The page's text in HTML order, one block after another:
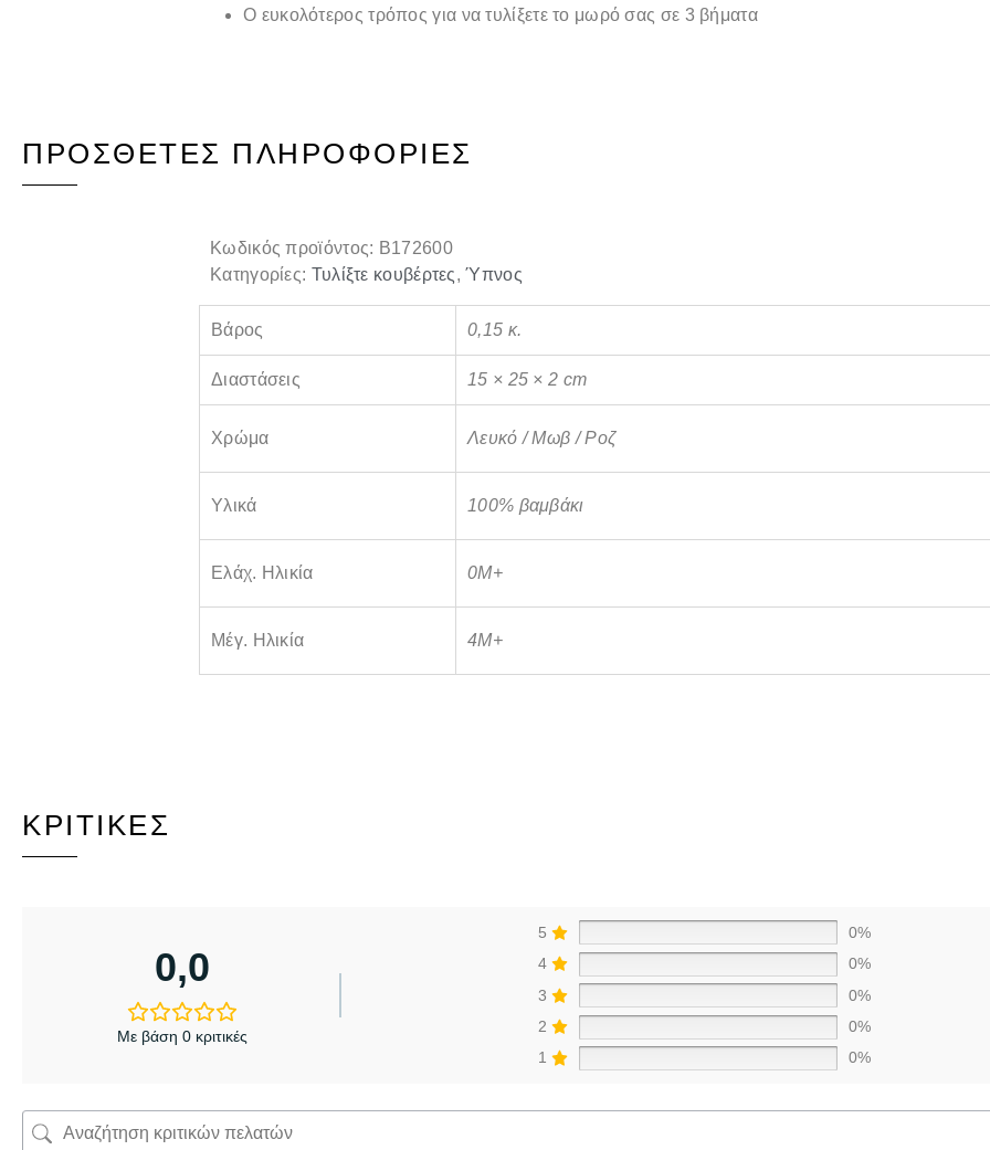
Ο ευκολότερος τρόπος για να τυλίξετε το μωρό σας σε 3 βήματα
ΠΡΌΣΘΕΤΕΣ ΠΛΗΡΟΦΟΡΊΕΣ
Κωδικός προϊόντος: B172600
Κατηγορίες: Τυλίξτε κουβέρτες,Ύπνος
Βάρος 0,15 κ.
Διαστάσεις 15 × 25 × 2 cm
Χρώμα Λευκό / Μωβ / Ροζ
Υλικά 100% βαμβάκι
Ελάχ. Ηλικία 0Μ+
Μέγ. Ηλικία 4Μ+
ΚΡΙΤΙΚΈΣ
0,0
Με βάση 0 κριτικές
5
0%
4
0%
3
0%
2
0%
1
0%